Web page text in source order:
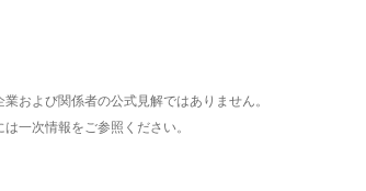
および関係者の公式見解ではありません。
一次情報をご参照ください。